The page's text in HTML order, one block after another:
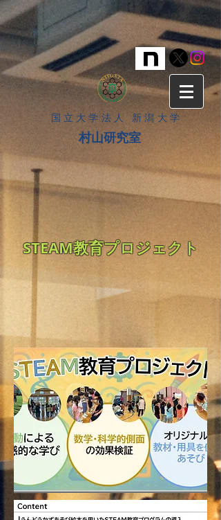
​国立大学法人 新潟大学
村山研究室
STEAM教育プロジェクト